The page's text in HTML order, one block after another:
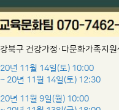
강북구 건강가정·다문화가족지원
20년 11월 14일(토) 10:00
~ 20년 11월 14일(토) 12:30
20년 11월 9일(월) 10:00